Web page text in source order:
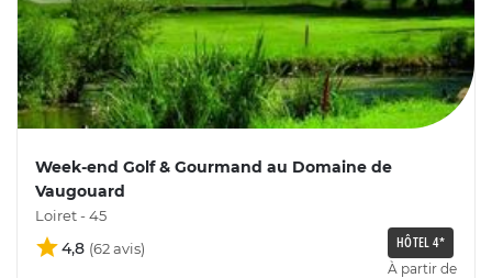
Week-end Golf & Gourmand au Domaine de
Vaugouard
Loiret - 45
4,8 HÔTEL 4*
À partir de